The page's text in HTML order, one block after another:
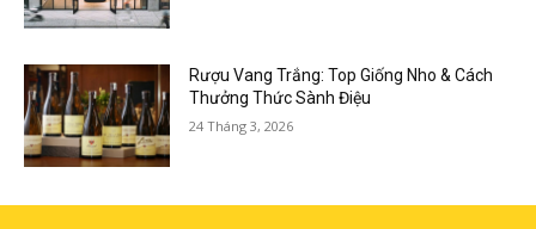
Rượu Vang Trắng: Top Giống Nho & Cách
Thưởng Thức Sành Điệu
24 Tháng 3, 2026